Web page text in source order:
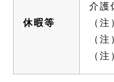
休暇等
介護
（
（
（